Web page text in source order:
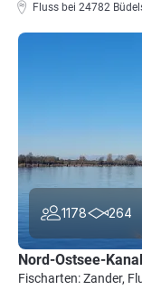
Fluss bei 24782
1178 264
Nord-Ostsee-
Fischarten: Zander,